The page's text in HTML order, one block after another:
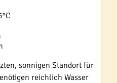
sonnigen Standort für
reichlich Wasser